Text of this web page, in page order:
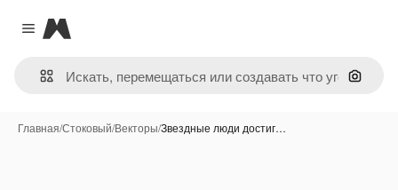
Close menu
Magnific
Поиск
Главная/Стоковый/Векторы/Звездные люди достиг…